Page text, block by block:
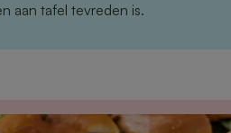
aan tafel tevreden is.